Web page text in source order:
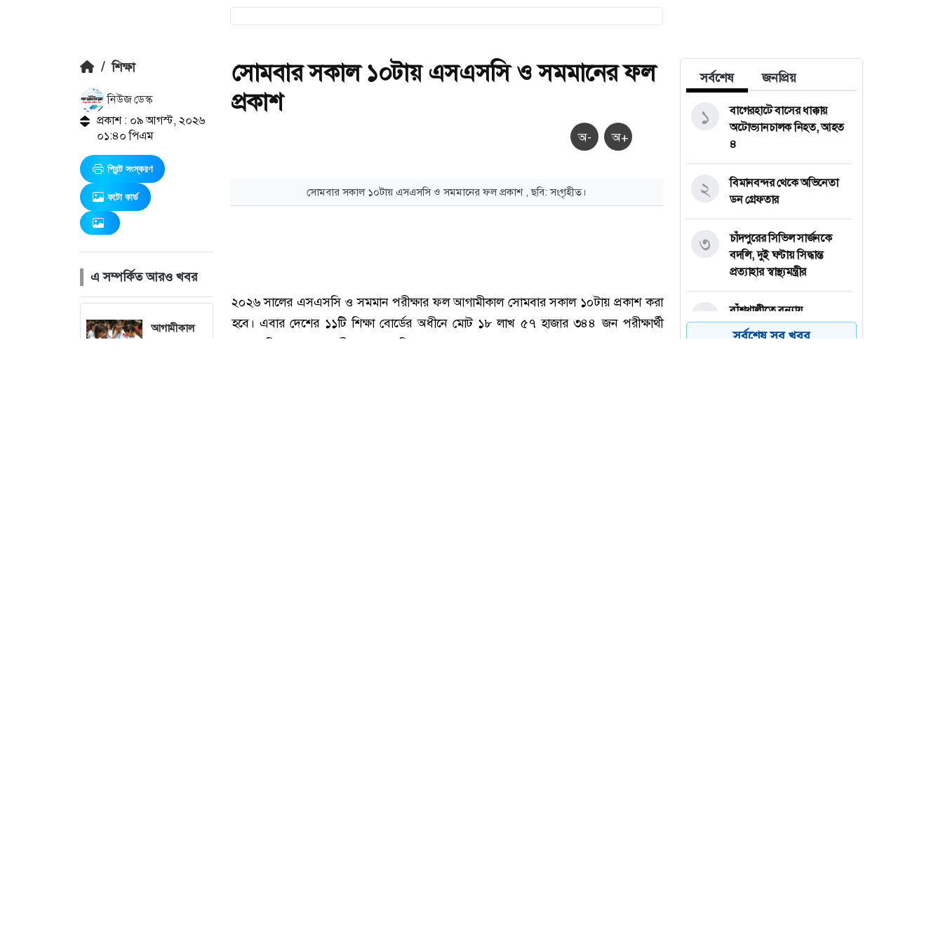
/ শিক্ষা
নিউজ ডেস্ক
প্রকাশ : ০৯ আগস্ট, ২০২৬
০১:৪০ পিএম
প্রিন্ট সংস্করণ
ফটো কার্ড
এ সম্পর্কিত আরও খবর
আগামীকাল
সোমবার সকাল ১০টায় এসএসসি ও সমমানের ফল
প্রকাশ
অ- অ+
সর্বশেষ জনপ্রিয়
বাগেরহাটে বাসের ধাক্কায়
অটোভ্যানচালক নিহত, আহত
৪
১
বিমানবন্দর থেকে অভিনেতা
ডন গ্রেফতার
২
চাঁদপুরের সিভিল সার্জনকে
বদলি, দুই ঘণ্টায় সিদ্ধান্ত
প্রত্যাহার স্বাস্থ্যমন্ত্রীর
৩
বাঁশখালীতে বন্যায়
ক্ষতিগ্রস্তদের হাতে ঘরের চাবি
তুলে দিলেন প্রধানমন্ত্রী
৪
সর্বশেষ সব খবর